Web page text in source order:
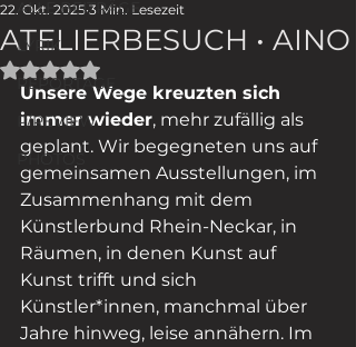
ALLE BEITRÄGE
LYRIK
REPORTAGE
P/REVIEW
PHOTOS
ATELIERBESUCH • AINO
22. Okt. 2025 3 Min. Lesezeit
Mit NaN von 5 Sternen bewertet.
Unsere Wege kreuzten sich
immer wieder, mehr zufällig als
geplant. Wir begegneten uns auf
gemeinsamen Ausstellungen, im
Zusammenhang mit dem
Künstlerbund Rhein-Neckar, in
Räumen, in denen Kunst auf
Kunst trifft und sich
Künstler*innen, manchmal über
Jahre hinweg, leise annähern. Im